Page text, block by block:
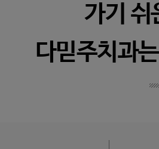
가기 쉬
다믿주치과